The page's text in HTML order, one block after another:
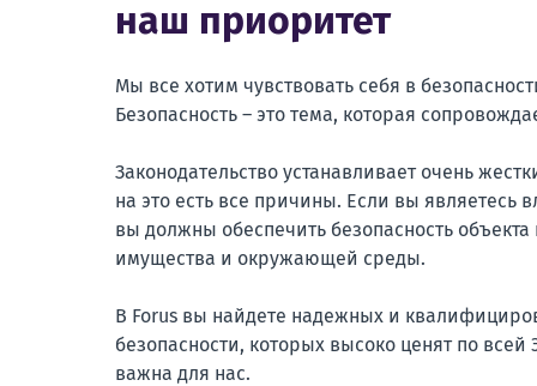
наш приоритет
Мы все хотим чувствовать себя в
Безопасность – это тема, которая
Законодательство устанавливает очень
на это есть все причины. Если вы
вы должны обеспечить безопасность
имущества и окружающей среды.
В Forus вы найдете надежных и
безопасности, которых высоко ценят по
важна для нас.